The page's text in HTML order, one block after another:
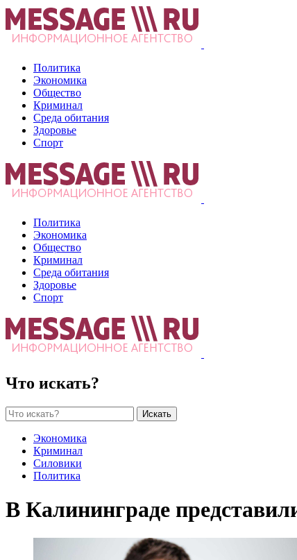
Политика
Экономика
Общество
Криминал
Среда обитания
Здоровье
Спорт
Политика
Экономика
Общество
Криминал
Среда обитания
Здоровье
Спорт
Что искать?
Искать
Экономика
Криминал
Силовики
Политика
В Калининграде